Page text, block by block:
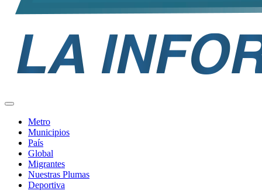
Metro
Municipios
País
Global
Migrantes
Nuestras Plumas
Deportiva